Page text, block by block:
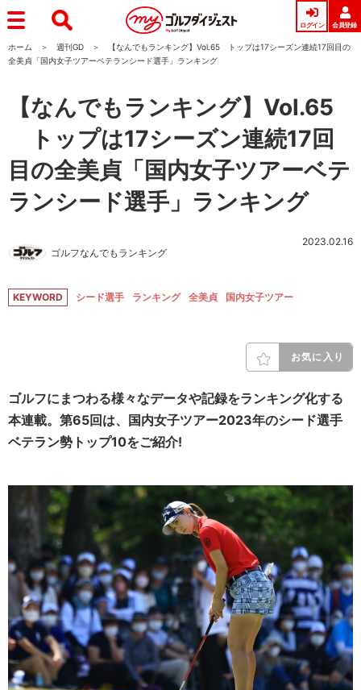
ログイン 会員登録
ホーム 週刊GD
【なんでもランキング】Vol.65 トップは17シーズン連続17回目の
全美貞「国内女子ツアーベテランシード選手」ランキング
【なんでもランキング】Vol.65
トップは17シーズン連続17回
目の全美貞「国内女子ツアーベテ
ランシード選手」ランキング
ゴルフなんでもランキング
2023.02.16
KEYWORD シード選手 ランキング 全美貞 国内女子ツアー
お気に入り
ゴルフにまつわる様々なデータや記録をランキング化する
本連載。第65回は、国内女子ツアー2023年のシード選手
ベテラン勢トップ10をご紹介!